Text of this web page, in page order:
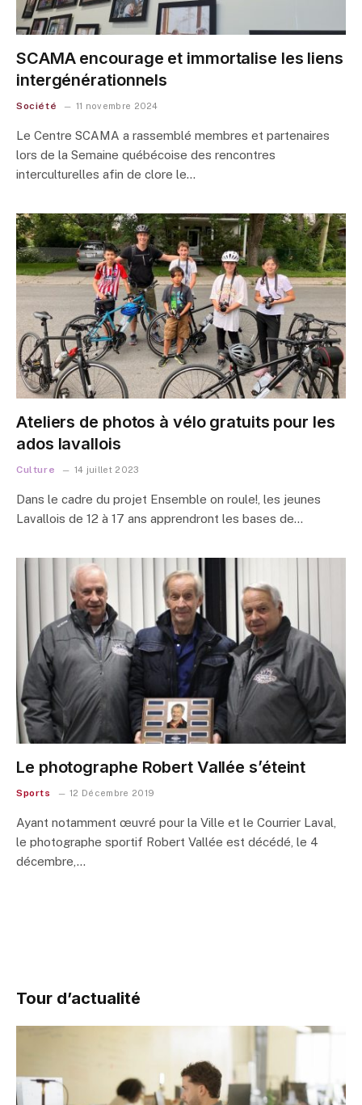
SCAMA encourage et immortalise les liens
intergénérationnels
Société 11 novembre 2024
Le Centre SCAMA a rassemblé membres et partenaires
lors de la Semaine québécoise des rencontres
interculturelles afin de clore le…
Ateliers de photos à vélo gratuits pour les
ados lavallois
Culture 14 juillet 2023
Dans le cadre du projet Ensemble on roule!, les jeunes
Lavallois de 12 à 17 ans apprendront les bases de…
Le photographe Robert Vallée s’éteint
Sports 12 Décembre 2019
Ayant notamment œuvré pour la Ville et le Courrier Laval,
le photographe sportif Robert Vallée est décédé, le 4
décembre,…
Tour d’actualité